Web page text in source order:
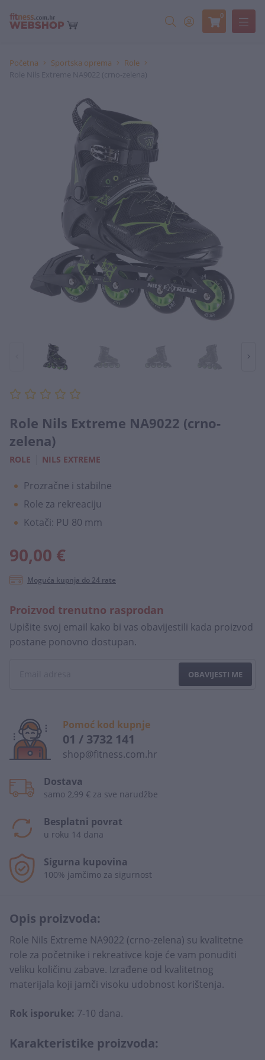
0
Početna Sportska oprema
Role
Role Nils Extreme NA9022 (crno-zelena)
Role Nils Extreme NA9022 (crno-
zelena)
ROLE NILS EXTREME
Prozračne i stabilne
Role za rekreaciju
Kotači: PU 80 mm
90,00 €
Moguća kupnja do 24 rate
Proizvod trenutno rasprodan
Upišite svoj email kako bi vas obavijestili kada proizvod
postane ponovno dostupan.
OBAVIJESTI ME
Pomoć kod kupnje
01 / 3732 141
shop@fitness.com.hr
Dostava
samo 2,99 € za sve narudžbe
Besplatni povrat
u roku 14 dana
Sigurna kupovina
100% jamčimo za sigurnost
Opis proizvoda:
Role Nils Extreme NA9022 (crno-zelena) su kvalitetne
role za početnike i rekreativce koje će vam ponuditi
veliku količinu zabave. Izrađene od kvalitetnog
materijala koji jamči visoku udobnost korištenja.
Rok isporuke: 7-10 dana.
Karakteristike proizvoda: